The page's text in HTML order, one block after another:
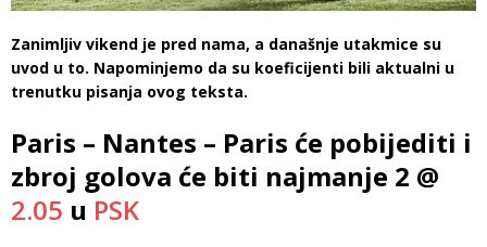
Zanimljiv vikend je pred nama, a današnje utakmice su
uvod u to. Napominjemo da su koeficijenti bili aktualni u
trenutku pisanja ovog teksta.
Paris – Nantes – Paris će pobijediti i
zbroj golova će biti najmanje 2 @
2.05 u PSK